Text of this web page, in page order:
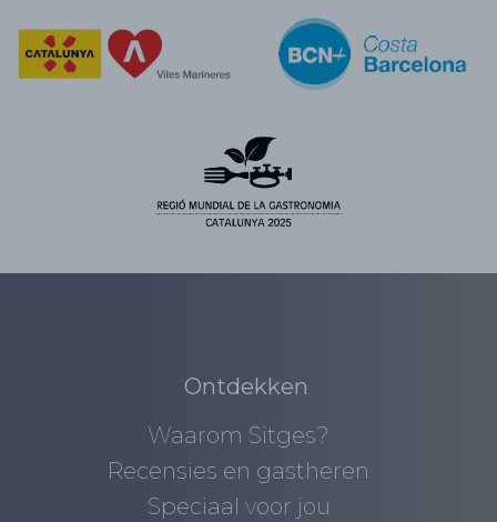
Ontdekken
Waarom Sitges?
Recensies en gastheren
Speciaal voor jou